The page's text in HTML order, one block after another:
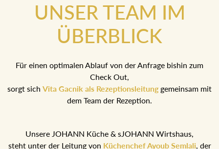
UNSER TEAM IM
ÜBERBLICK
Für einen optimalen Ablauf von der Anfrage bishin zum
Check Out,
sorgt sich Vita Gacnik als Rezeptionsleitunggemeinsam mit
dem Team der Rezeption.
Unsere JOHANN Küche & sJOHANN Wirtshaus,
steht unter der Leitung von Küchenchef Ayoub Semlali, der